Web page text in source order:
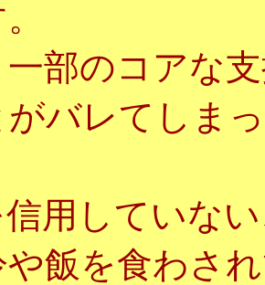
一部のコアな
がバレてしま
用していな
飯を食わさ